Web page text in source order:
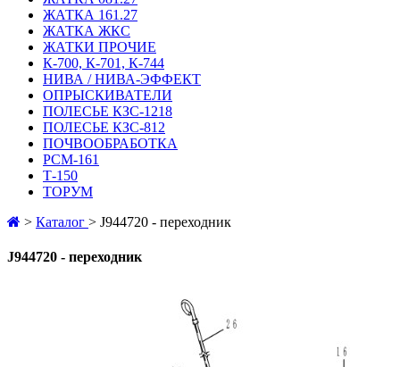
ЖАТКА 161.27
ЖАТКА ЖКС
ЖАТКИ ПРОЧИЕ
К-700, К-701, К-744
НИВА / НИВА-ЭФФЕКТ
ОПРЫСКИВАТЕЛИ
ПОЛЕСЬЕ КЗС-1218
ПОЛЕСЬЕ КЗС-812
ПОЧВООБРАБОТКА
РСМ-161
Т-150
ТОРУМ
> Каталог > J944720 - переходник
J944720 - переходник